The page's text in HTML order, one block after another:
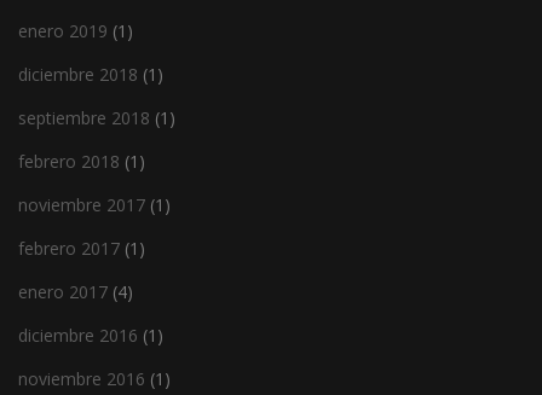
enero 2019 (1)
diciembre 2018 (1)
septiembre 2018 (1)
febrero 2018 (1)
noviembre 2017 (1)
febrero 2017 (1)
enero 2017 (4)
diciembre 2016 (1)
noviembre 2016 (1)